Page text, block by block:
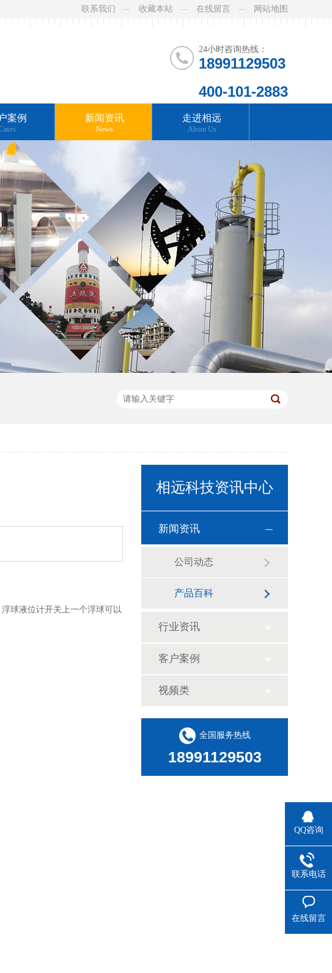
联系我们 收藏本站 在线留言 网站地图
24小时咨询热线：
18991129503
400-101-2883
案例 新闻资讯
News
走进相远
About Us
球液位计开关上一个浮球可以
相远科技资讯中心
新闻资讯
公司动态
产品百科
行业资讯
客户案例
视频类
全国服务热线
18991129503
QQ咨询
联系电话
在线留言